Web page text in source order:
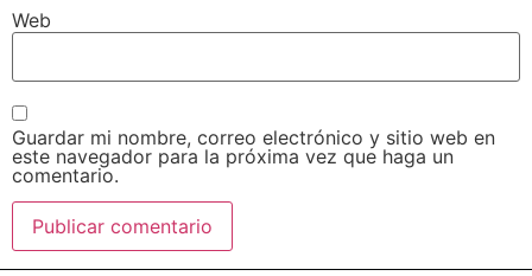
Web
Guardar mi nombre, correo electrónico y sitio web en
este navegador para la próxima vez que haga un
comentario.